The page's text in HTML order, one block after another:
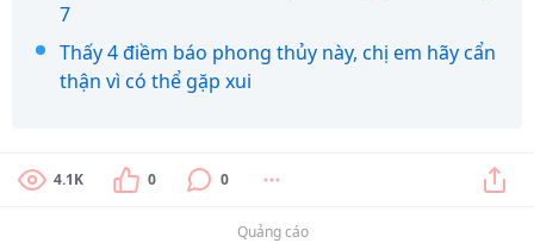
7
Thấy 4 điềm báo phong thủy này, chị em hãy cẩn
thận vì có thể gặp xui
4.1K 0 0
Quảng cáo